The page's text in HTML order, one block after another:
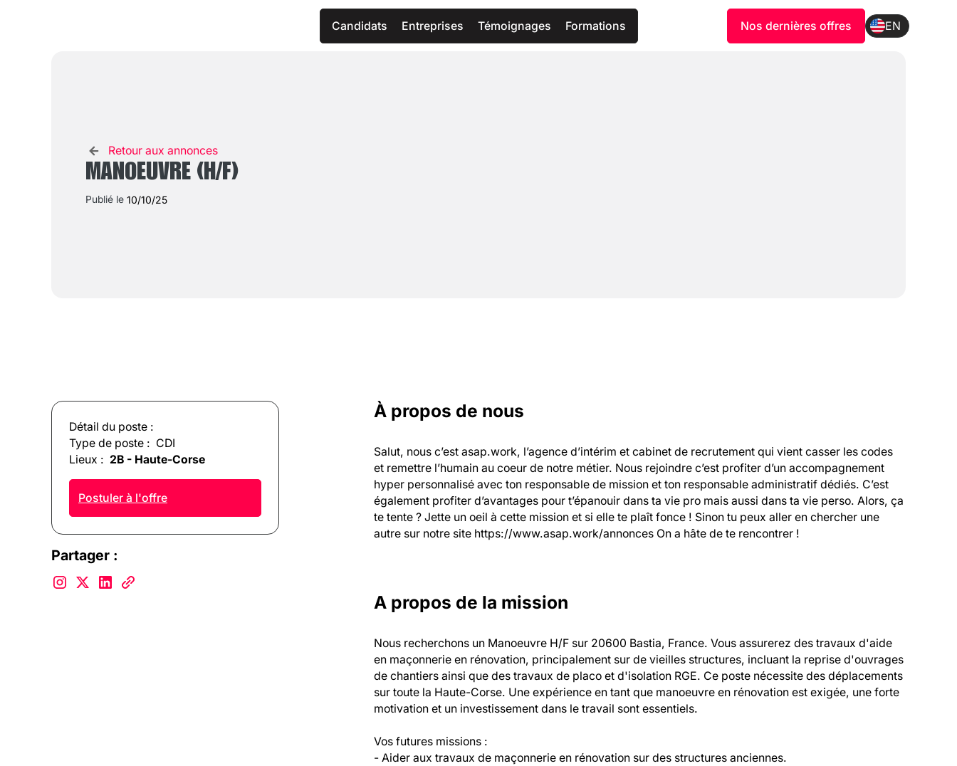
Candidats Entreprises Témoignages Formations Nos dernières offres EN
Retour aux annonces
MANOEUVRE (H/F)
Publié le 10/10/25
Détail du poste :
Type de poste : CDI
Lieux : 2B - Haute-Corse
Postuler à l'offre
Partager :
À propos de nous
Salut, nous c’est asap.work, l’agence d’intérim et cabinet de recrutement qui vient casser les codes
et remettre l’humain au coeur de notre métier. Nous rejoindre c’est profiter d’un accompagnement
hyper personnalisé avec ton responsable de mission et ton responsable administratif dédiés. C’est
également profiter d’avantages pour t’épanouir dans ta vie pro mais aussi dans ta vie perso. Alors, ça
te tente ? Jette un oeil à cette mission et si elle te plaît fonce ! Sinon tu peux aller en chercher une
autre sur notre site https://www.asap.work/annonces On a hâte de te rencontrer !
A propos de la mission
Nous recherchons un Manoeuvre H/F sur 20600 Bastia, France. Vous assurerez des travaux d'aide
en maçonnerie en rénovation, principalement sur de vieilles structures, incluant la reprise d'ouvrages
de chantiers ainsi que des travaux de placo et d'isolation RGE. Ce poste nécessite des déplacements
sur toute la Haute-Corse. Une expérience en tant que manoeuvre en rénovation est exigée, une forte
motivation et un investissement dans le travail sont essentiels.
Vos futures missions :
- Aider aux travaux de maçonnerie en rénovation sur des structures anciennes.